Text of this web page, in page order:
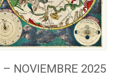
– NOVIEMBRE 2025